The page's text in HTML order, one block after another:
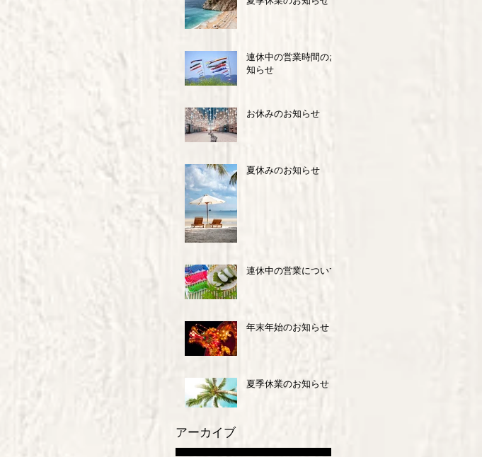
連休中の営業時間のお
知らせ
お休みのお知らせ
夏休みのお知らせ
連休中の営業について
年末年始のお知らせ
夏季休業のお知らせ
アーカイブ